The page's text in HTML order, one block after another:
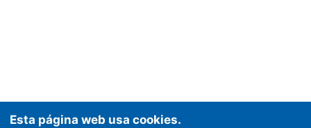
Esta página web usa cookies.